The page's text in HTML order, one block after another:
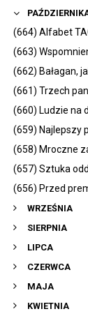
(664) Alfabet
(663)
(662) Bałagan,
(661) Trzech
(660) Ludzie na
(659) Najlepszy
(658) Mroczne
(657) Sztuka
(656) Przed
WRZEŚNIA
SIERPNIA
LIPCA
CZERWCA
MAJA
KWIETNIA